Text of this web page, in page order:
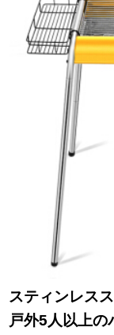
スティンレス
戸外5人以上の